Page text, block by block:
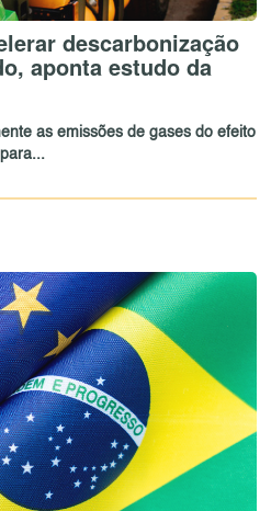
descarbonização
aponta estudo da
as emissões de gases do efeito